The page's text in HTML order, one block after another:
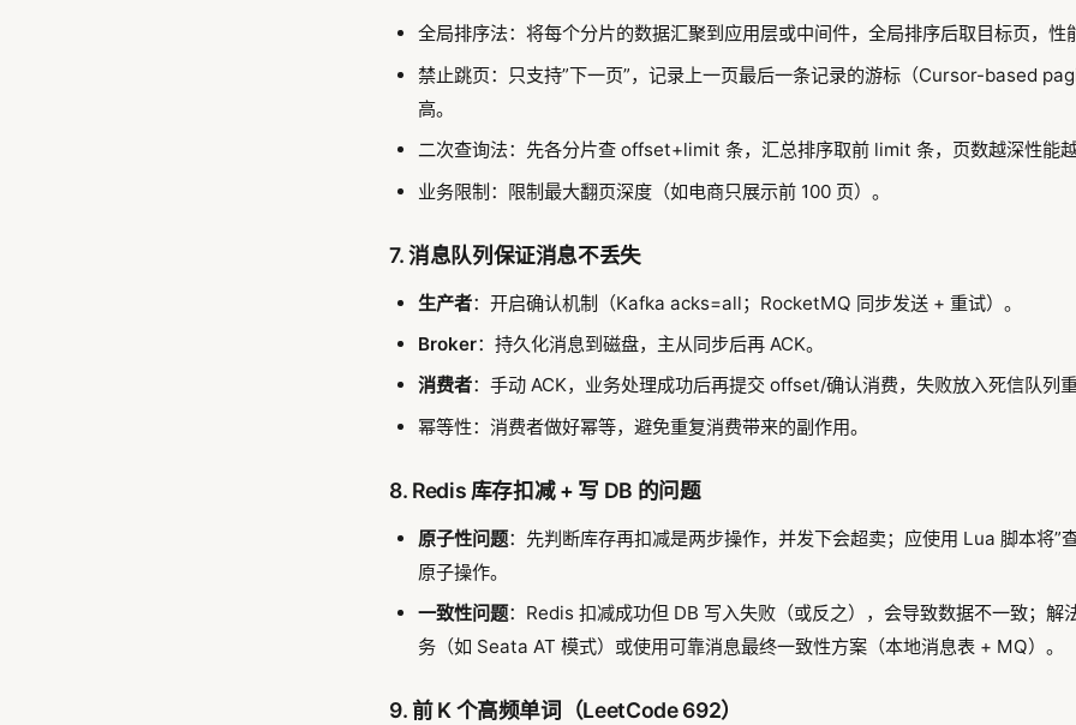
全局排序法：将每个分片的数据汇聚到应用层或中间件，全局排序后取目标页，性
禁止跳页：只支持”下一页”，记录上一页最后一条记录的游标（Cursor-based
高。
二次查询法：先各分片查 offset+limit 条，汇总排序取前 limit 条，页数越深性能越
业务限制：限制最大翻页深度（如电商只展示前 100 页）。
7. 消息队列保证消息不丢失
生产者：开启确认机制（Kafka acks=all；RocketMQ 同步发送 + 重试）。
Broker：持久化消息到磁盘，主从同步后再 ACK。
消费者：手动 ACK，业务处理成功后再提交 offset/确认消费，失败放入死信队列重
幂等性：消费者做好幂等，避免重复消费带来的副作用。
8. Redis 库存扣减 + 写 DB 的问题
原子性问题：先判断库存再扣减是两步操作，并发下会超卖；应使用 Lua 脚本将”
原子操作。
一致性问题：Redis 扣减成功但 DB 写入失败（或反之），会导致数据不一致；解
务（如 Seata AT 模式）或使用可靠消息最终一致性方案（本地消息表 + MQ）。
9. 前 K 个高频单词（LeetCode 692）